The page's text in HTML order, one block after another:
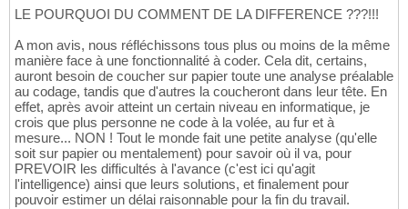
LE POURQUOI DU COMMENT DE LA DIFFERENCE ???!!!
A mon avis, nous réfléchissons tous plus ou moins de la même
manière face à une fonctionnalité à coder. Cela dit, certains,
auront besoin de coucher sur papier toute une analyse préalable
au codage, tandis que d'autres la coucheront dans leur tête. En
effet, après avoir atteint un certain niveau en informatique, je
crois que plus personne ne code à la volée, au fur et à
mesure... NON ! Tout le monde fait une petite analyse (qu'elle
soit sur papier ou mentalement) pour savoir où il va, pour
PREVOIR les difficultés à l'avance (c'est ici qu'agit
l'intelligence) ainsi que leurs solutions, et finalement pour
pouvoir estimer un délai raisonnable pour la fin du travail.